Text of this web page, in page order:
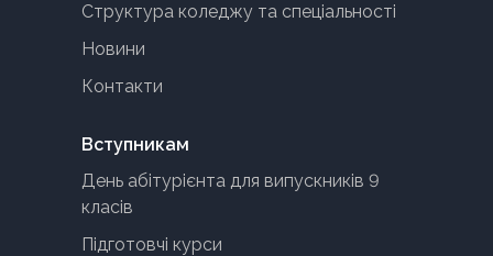
Структура коледжу та спеціальності
Новини
Контакти
Вступникам
День абітурієнта для випускників 9
класів
Підготовчі курси